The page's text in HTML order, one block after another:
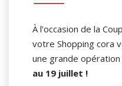
À l’occasion de la
votre Shopping cora
une grande
au 19 juillet !